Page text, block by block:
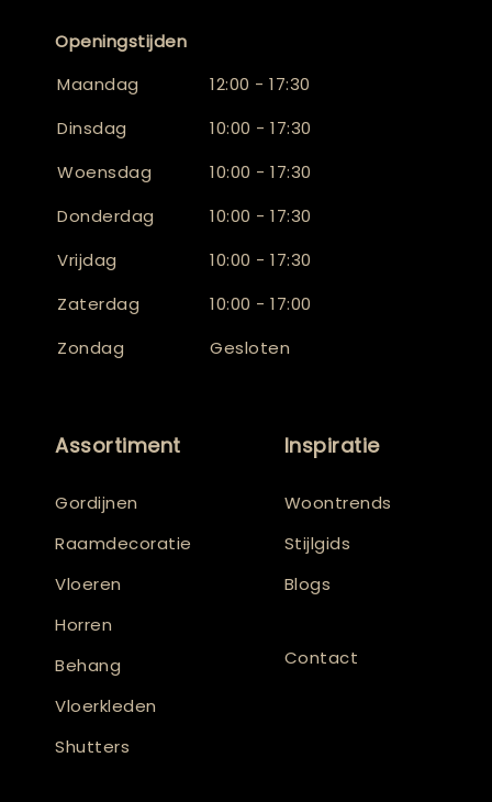
Openingstijden
Maandag
12:00 - 17:30
Dinsdag
10:00 - 17:30
Woensdag
10:00 - 17:30
Donderdag
10:00 - 17:30
Vrijdag
10:00 - 17:30
Zaterdag
10:00 - 17:00
Zondag
Gesloten
Assortiment
Gordijnen
Raamdecoratie
Vloeren
Horren
Behang
Vloerkleden
Shutters
Inspiratie
Woontrends
Stijlgids
Blogs
Contact